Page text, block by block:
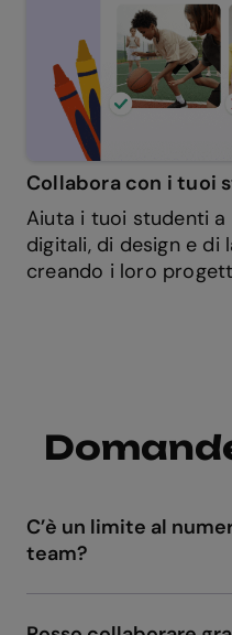
Collabora con i tuoi
Aiuta i tuoi studenti
digitali, di design e di
creando i loro
C’è un limite al
team?
No, nessun limite!